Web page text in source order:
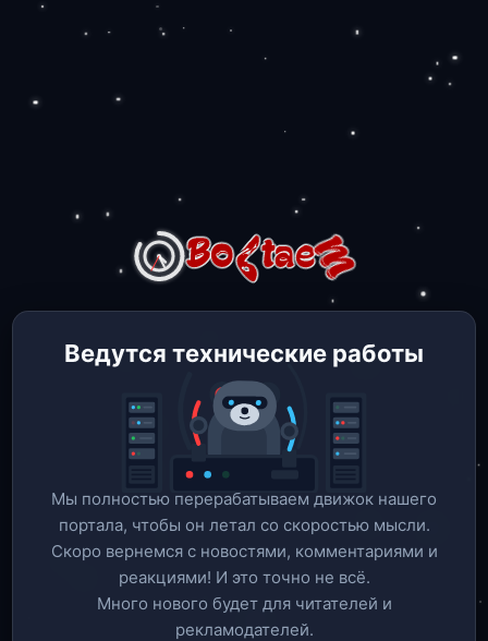
Ведутся технические работы
Мы полностью перерабатываем движок нашего
портала, чтобы он летал со скоростью мысли.
Скоро вернемся c новостями, комментариями и
реакциями! И это точно не всё.
Много нового будет для читателей и
рекламодателей.